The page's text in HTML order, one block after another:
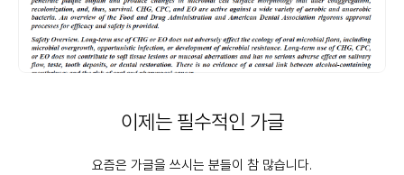
이제는 필수적인 가글
요즘은 가글을 쓰시는 분들이 참 많습니다.